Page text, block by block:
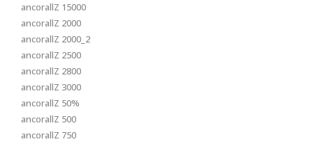
ancorallZ 15000
ancorallZ 2000
ancorallZ 2000_2
ancorallZ 2500
ancorallZ 2800
ancorallZ 3000
ancorallZ 50%
ancorallZ 500
ancorallZ 750